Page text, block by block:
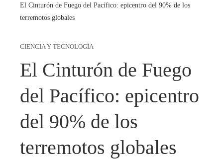
El Cinturón de Fuego del Pacífico: epicentro del 90% de los
terremotos globales
CIENCIA Y TECNOLOGÍA
El Cinturón de Fuego
del Pacífico: epicentro
del 90% de los
terremotos globales